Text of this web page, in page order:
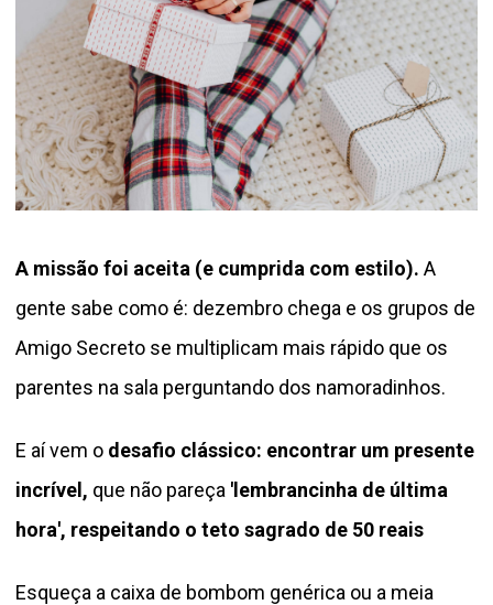
A missão foi aceita (e cumprida com estilo). A
gente sabe como é: dezembro chega e os grupos de
Amigo Secreto se multiplicam mais rápido que os
parentes na sala perguntando dos namoradinhos.
E aí vem o desafio clássico: encontrar um presente
incrível, que não pareça 'lembrancinha de última
hora', respeitando o teto sagrado de 50 reais
Esqueça a caixa de bombom genérica ou a meia